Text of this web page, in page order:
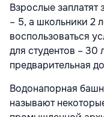
Взрослые заплатят
– 5, а школьники 2
воспользоваться
для студентов – 30
предварительная
Водонапорная
называют